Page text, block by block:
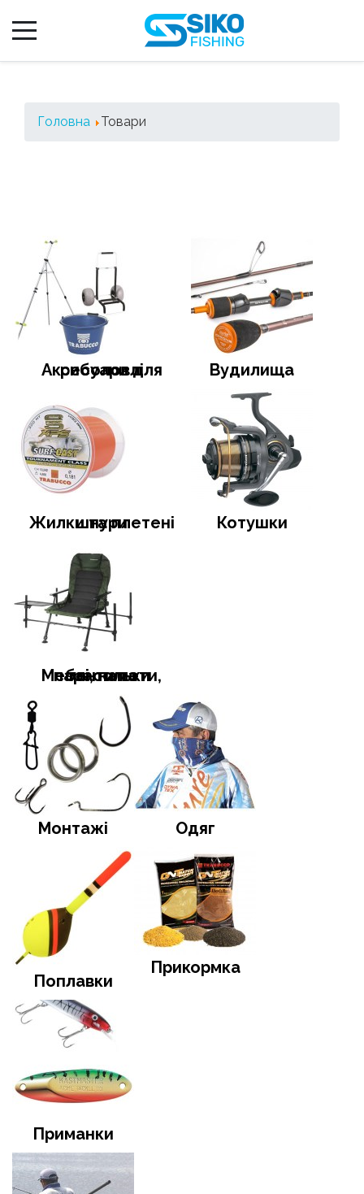
Головна Товари
Аксесуари для риболовлі Вудилища
Жилки та плетені шнури Котушки
Меблі, намети, тенти та парасольки
Монтажі Одяг
Поплавки
Прикормка
Приманки